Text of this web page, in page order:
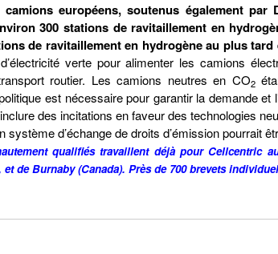
européens, soutenus également
300 stations de ravitaillement en
de ravitaillement en hydrogène au plus tard
verte pour alimenter les camions
routier. Les camions neutres en CO2
est nécessaire pour garantir la demande
des incitations en faveur des technologies
d’échange de droits d’émission pourrait
qualifiés travaillent déjà pour Cellcentric
de Burnaby (Canada). Près de 700 brevets